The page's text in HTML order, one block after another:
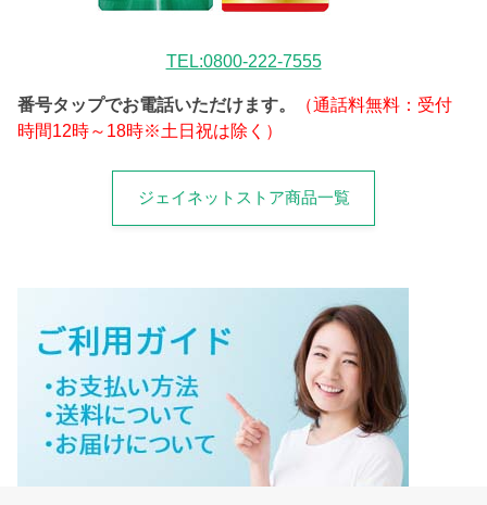
TEL:0800-222-7555
番号タップでお電話いただけます。
（通話料無料：受付
時間12時～18時※土日祝は除く）
ジェイネットストア商品一覧